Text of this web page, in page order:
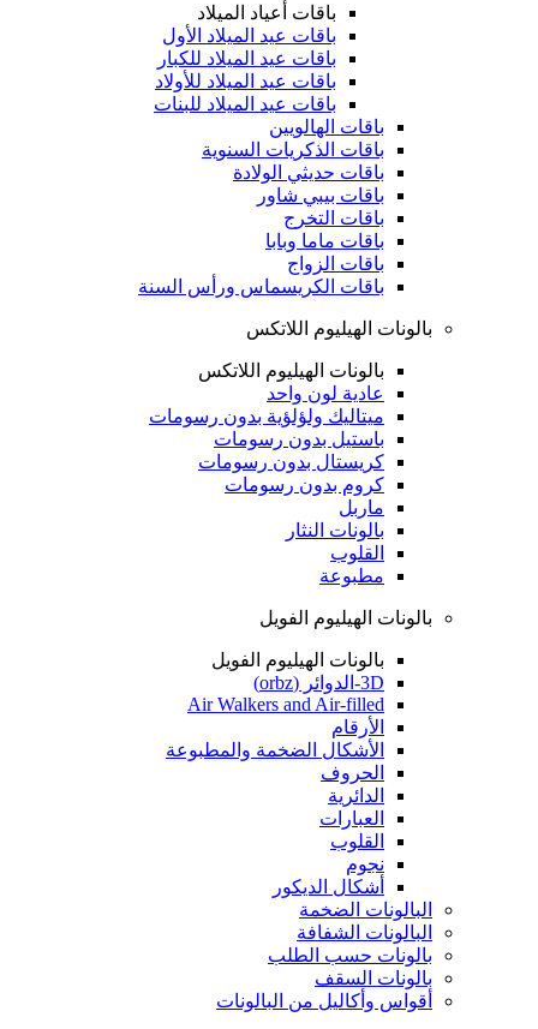
باقات أعياد الميلاد
باقات عيد الميلاد الأول
باقات عيد الميلاد للكبار
باقات عيد الميلاد للأولاد
باقات عيد الميلاد للبنات
باقات الهالويين
باقات الذكريات السنوية
باقات حديثي الولادة
باقات بيبي شاور
باقات التخرج
باقات ماما وبابا
باقات الزواج
باقات الكريسماس ورأس السنة
بالونات الهيليوم اللاتكس
بالونات الهيليوم اللاتكس
عادية لون واحد
ميتاليك ولؤلؤية بدون رسومات
باستيل بدون رسومات
كريستال بدون رسومات
كروم بدون رسومات
ماربل
بالونات النثار
القلوب
مطبوعة
بالونات الهيليوم الفويل
بالونات الهيليوم الفويل
3D-الدوائر (orbz)
Air Walkers and Air-filled
الأرقام
الأشكال الضخمة والمطبوعة
الحروف
الدائرية
العبارات
القلوب
نجوم
أشكال الديكور
البالونات الضخمة
البالونات الشفافة
بالونات حسب الطلب
بالونات السقف
أقواس وأكاليل من البالونات